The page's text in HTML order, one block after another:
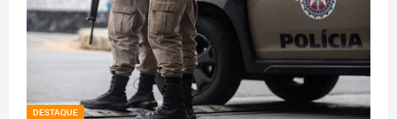
DESTAQUE